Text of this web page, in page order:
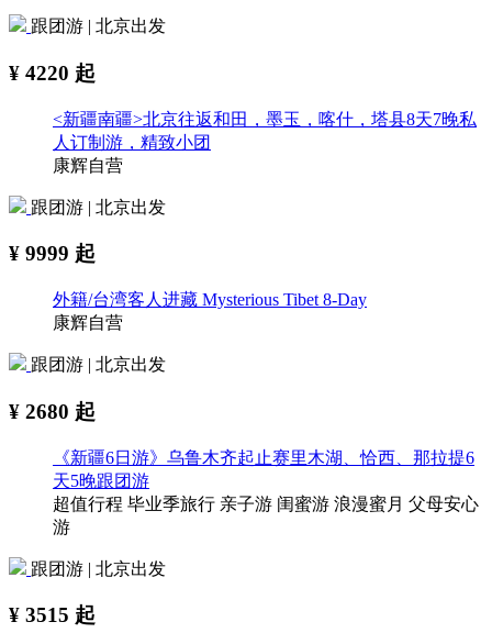
跟团游 | 北京出发
¥ 4220 起
<新疆南疆>北京往返和田，墨玉，喀什，塔县8天7晚私
人订制游，精致小团
康辉自营
跟团游 | 北京出发
¥ 9999 起
外籍/台湾客人进藏 Mysterious Tibet 8-Day
康辉自营
跟团游 | 北京出发
¥ 2680 起
《新疆6日游》乌鲁木齐起止赛里木湖、恰西、那拉提6
天5晚跟团游
超值行程 毕业季旅行 亲子游 闺蜜游 浪漫蜜月 父母安心
游
跟团游 | 北京出发
¥ 3515 起